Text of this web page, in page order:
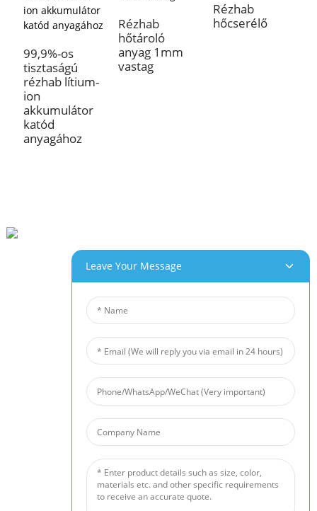
99,9%-os
tisztaságú
rézhab lítium-
ion
akkumulátor
katód
anyagához
Rézhab
hőtároló
anyag 1mm
vastag
Rézhab
hőcserélő
Beihai Industrial Park, Changhong Rd 280#, Jiujiang City, Jiangxi Kína
Projekt És Alkalmazási Lehetőségek
Termékeink
Leave Your Message